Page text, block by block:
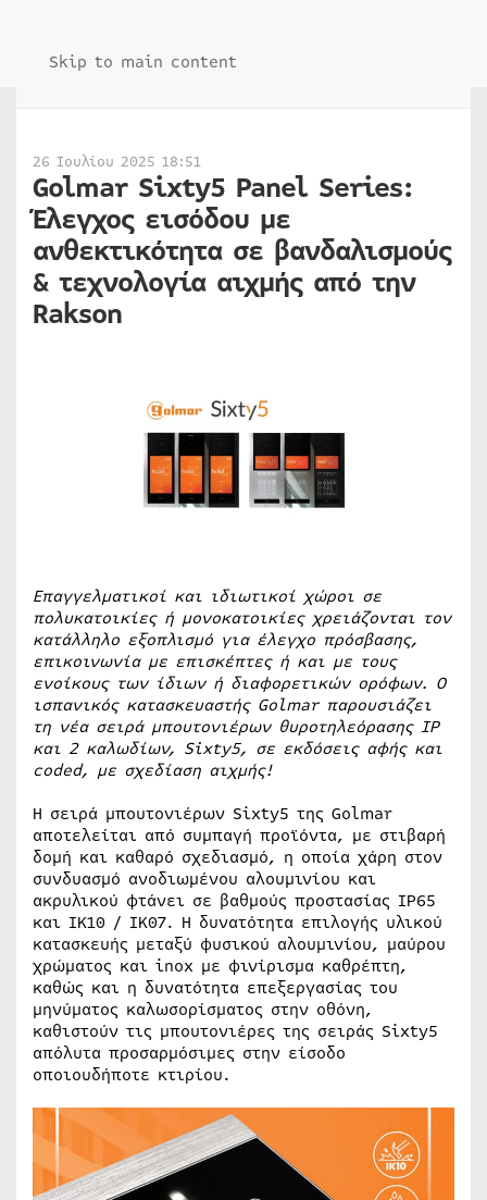
Skip to main content
26 Ιουλίου 2025 18:51
Golmar Sixty5 Panel Series:
Έλεγχος εισόδου με
ανθεκτικότητα σε βανδαλισμούς
& τεχνολογία αιχμής από την
Rakson
Επαγγελματικοί και ιδιωτικοί χώροι σε
πολυκατοικίες ή μονοκατοικίες χρειάζονται τον
κατάλληλο εξοπλισμό για έλεγχο πρόσβασης,
επικοινωνία με επισκέπτες ή και με τους
ενοίκους των ίδιων ή διαφορετικών ορόφων. Ο
ισπανικός κατασκευαστής Golmar παρουσιάζει
τη νέα σειρά μπουτονιέρων θυροτηλεόρασης IP
και 2 καλωδίων, Sixty5, σε εκδόσεις αφής και
coded, με σχεδίαση αιχμής!
Η σειρά μπουτονιέρων Sixty5 της Golmar
αποτελείται από συμπαγή προϊόντα, με στιβαρή
δομή και καθαρό σχεδιασμό, η οποία χάρη στον
συνδυασμό ανοδιωμένου αλουμινίου και
ακρυλικού φτάνει σε βαθμούς προστασίας IP65
και IK10 / IK07. Η δυνατότητα επιλογής υλικού
κατασκευής μεταξύ φυσικού αλουμινίου, μαύρου
χρώματος και inox με φινίρισμα καθρέπτη,
καθώς και η δυνατότητα επεξεργασίας του
μηνύματος καλωσορίσματος στην οθόνη,
καθιστούν τις μπουτονιέρες της σειράς Sixty5
απόλυτα προσαρμόσιμες στην είσοδο
οποιουδήποτε κτιρίου.